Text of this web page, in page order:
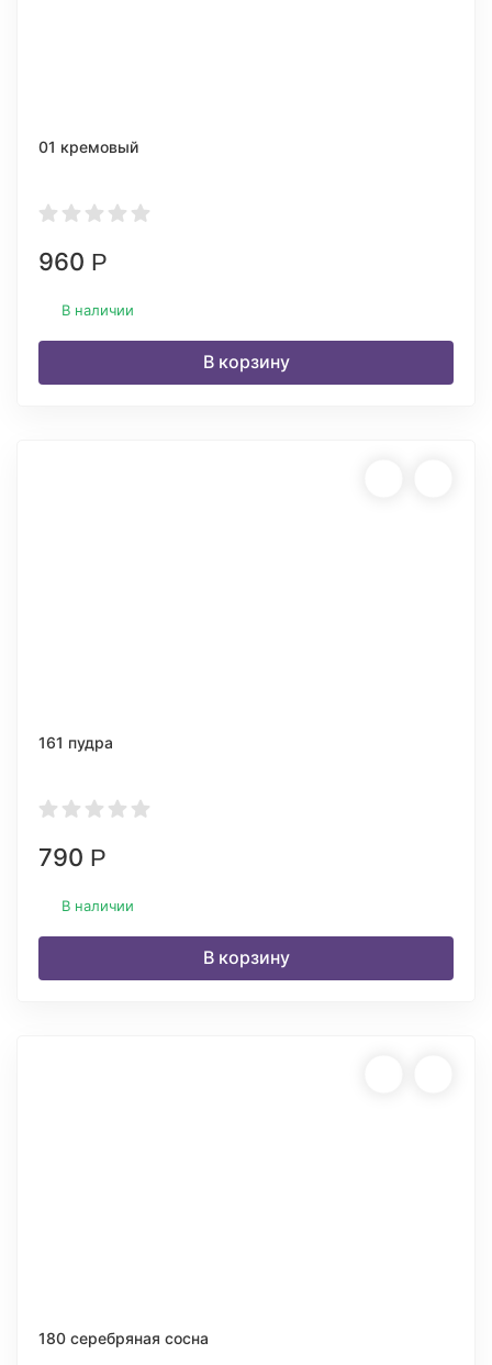
01 кремовый
960 Р
В наличии
В корзину
161 пудра
790 Р
В наличии
В корзину
180 серебряная сосна